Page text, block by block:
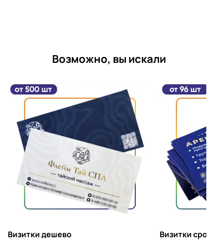
Возможно, вы искали
Визитки дешево Визитки